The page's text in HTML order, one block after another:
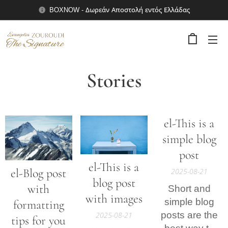
BOXNOW - Δωρεάν Αποστολή εντός Ελλάδας
Stories
el-Blog post
with
formatting
tips for you
el-This is a
blog post
with images
2025-08-21
el-This is a
simple blog
post
2025-08-21
Short and
simple blog
posts are the